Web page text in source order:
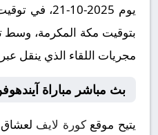
بتوقيت مكة المكرمة، وسط
مجريات اللقاء الذي ينقل
بث مباشر مباراة
يتيح موقعكورة لايف